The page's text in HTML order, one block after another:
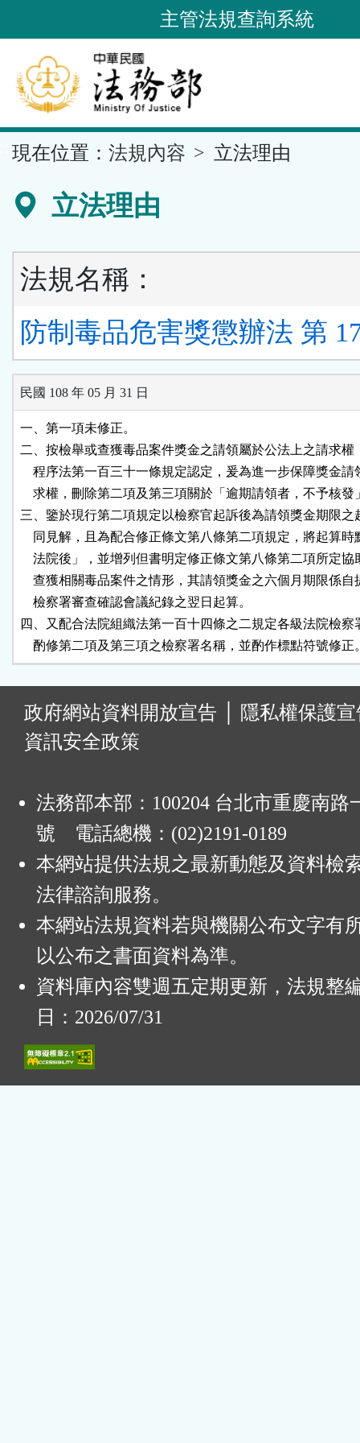
到
要
內
容
區
主管法規查詢系統
現在位置： 法規內容 立法理由
立法理由
法規名稱：
防制毒品危害獎懲辦法 第
民國 108 年 05 月 31 日
一、第一項未修正。
二、按檢舉或查獲毒品案件獎金之請領屬於公法上之請求
程序法第一百三十一條規定認定，爰為進一步保障獎金
求權，刪除第二項及第三項關於「逾期請領者，不予核發
三、鑒於現行第二項規定以檢察官起訴後為請領獎金期限
同見解，且為配合修正條文第八條第二項規定，將起算
法院後」，並增列但書明定修正條文第八條第二項所定
查獲相關毒品案件之情形，其請領獎金之六個月期限係
    檢察署審查確認會議紀錄之翌日起算。
四、又配合法院組織法第一百十四條之二規定各級法院檢
酌修第二項及第三項之檢察署名稱，並酌作標點符號修正
政府網站資料開放宣告
隱私權保護
資訊安全政策
法務部本部：100204 台北市重慶南路
號 電話總機：(02)2191-0189
本網站提供法規之最新動態及資料檢
法律諮詢服務。
本網站法規資料若與機關公布文字有
以公布之書面資料為準。
資料庫內容雙週五定期更新，法規整
日：2026/07/31